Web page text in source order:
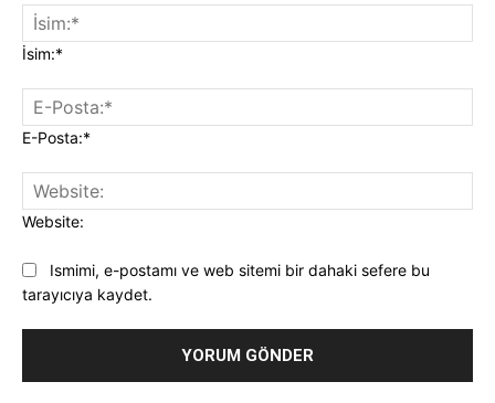
İsim:*
E-Posta:*
Website:
Ismimi, e-postamı ve web sitemi bir dahaki sefere bu
tarayıcıya kaydet.